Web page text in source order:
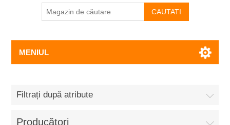
CAUTATI
MENIUL
Filtrați după atribute
Producători